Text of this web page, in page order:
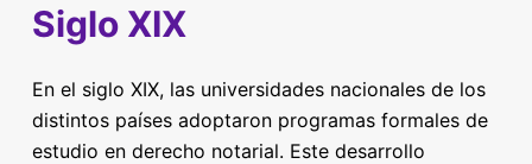
Siglo XIX
En el siglo XIX, las universidades nacionales de los
distintos países adoptaron programas formales de
estudio en derecho notarial. Este desarrollo